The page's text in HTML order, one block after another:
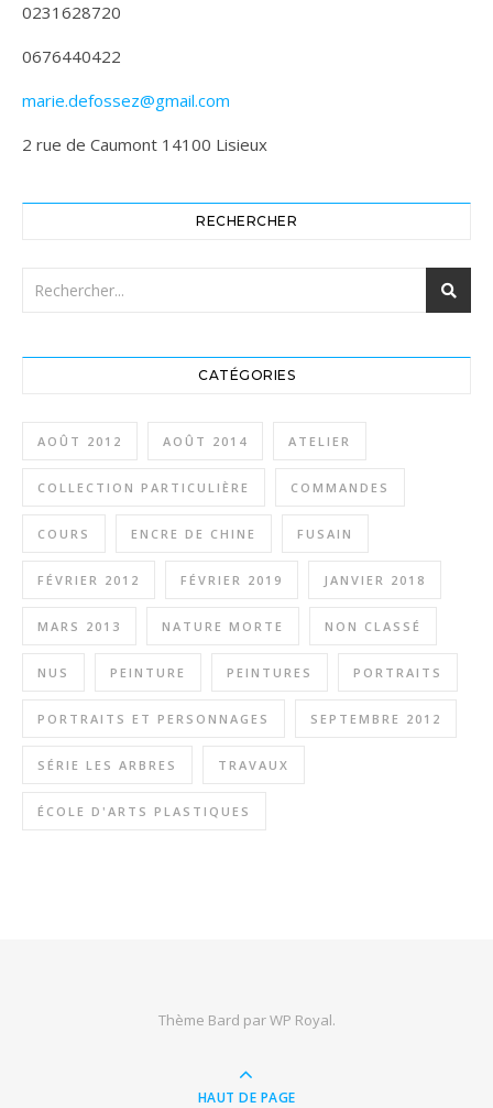
0231628720
0676440422
marie.defossez@gmail.com
2 rue de Caumont 14100 Lisieux
RECHERCHER
CATÉGORIES
AOÛT 2012 AOÛT 2014 ATELIER
COLLECTION PARTICULIÈRE COMMANDES
COURS ENCRE DE CHINE FUSAIN
FÉVRIER 2012 FÉVRIER 2019 JANVIER 2018
MARS 2013 NATURE MORTE NON CLASSÉ
NUS PEINTURE PEINTURES PORTRAITS
PORTRAITS ET PERSONNAGES SEPTEMBRE 2012
SÉRIE LES ARBRES TRAVAUX
ÉCOLE D'ARTS PLASTIQUES
Thème Bard parWP Royal.
HAUT DE PAGE